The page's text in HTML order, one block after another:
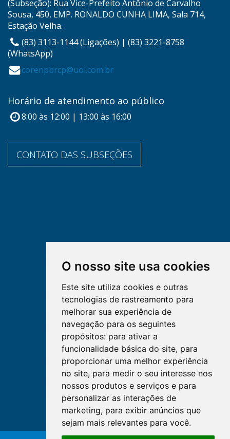
O nosso site usa cookies
Este site utiliza cookies e outras
tecnologias de rastreamento para
melhorar sua experiência de
navegação para os seguintes
propósitos: para ativar a
funcionalidade básica do site, para
proporcionar uma melhor experiência
no site, para medir o seu interesse nos
nossos produtos e serviços e para
personalizar as interações de
marketing, para exibir anúncios que
sejam mais relevantes para você.
(Subseção): Rua Vice-Prefeito Antônio de Carvalho
Sousa, 450, EMP. RONALDO CUNHA LIMA, Sala 714,
Estação Velha.
(83) 3113-1144 (Ligações) | (83) 3221-8758
(WhatsApp)
corenpbrcp@uol.com.br
Horário de atendimento ao público
8:00 às 12:00 | 13:00 às 16:00
CONTATO DAS SUBSEÇÕES